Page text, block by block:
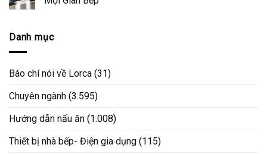
Danh mục
Báo chí nói về Lorca (31)
Chuyên ngành (3.595)
Hướng dẫn nấu ăn (1.008)
Thiết bị nhà bếp- Điện gia dụng (115)